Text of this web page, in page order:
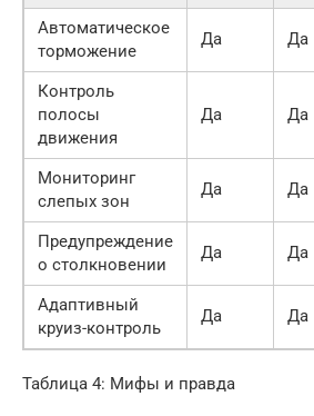
Автоматическое
торможение
Да Да
Контроль
полосы
движения
Да Да
Мониторинг
слепых зон
Да Да
Предупреждение
о столкновении
Да Да
Адаптивный
круиз-контроль
Да Да
Таблица 4: Мифы и правда